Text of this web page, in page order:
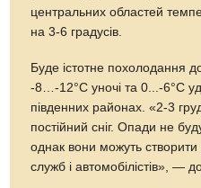
центральних областей
на 3-6 градусів.
Буде істотне похолодання
-8…-12°С уночі та 0...-6°С
південних районах. «2-3
постійний сніг. Опади не
однак вони можуть
служб і автомобілістів», —